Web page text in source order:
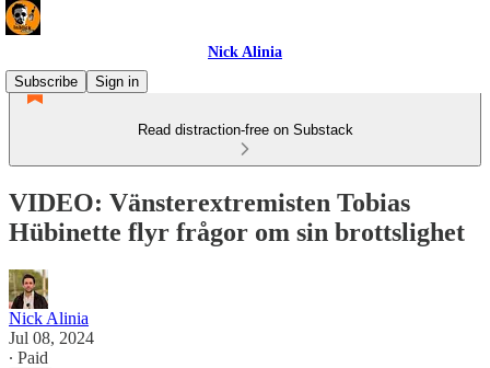
Nick Alinia
Subscribe
Sign in
Read distraction-free on Substack
VIDEO: Vänsterextremisten Tobias
Hübinette flyr frågor om sin brottslighet
Nick Alinia
Jul 08, 2024
∙ Paid